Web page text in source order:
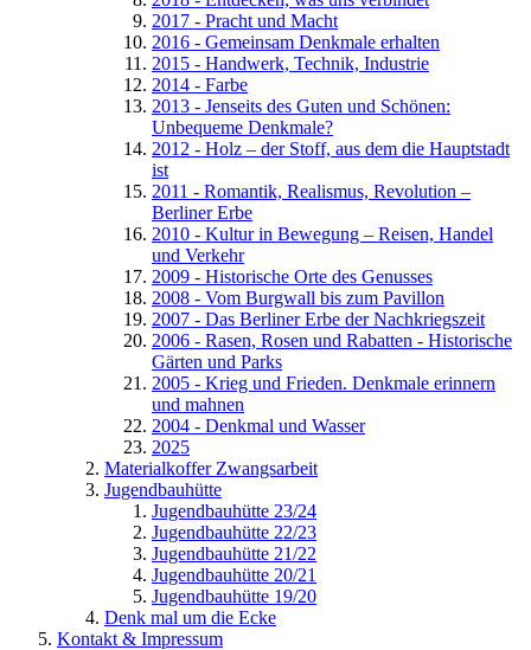
2017 - Pracht und Macht
2016 - Gemeinsam Denkmale erhalten
2015 - Handwerk, Technik, Industrie
2014 - Farbe
2013 - Jenseits des Guten und Schönen:
Unbequeme Denkmale?
2012 - Holz – der Stoff, aus dem die Hauptstadt
ist
2011 - Romantik, Realismus, Revolution –
Berliner Erbe
2010 - Kultur in Bewegung – Reisen, Handel
und Verkehr
2009 - Historische Orte des Genusses
2008 - Vom Burgwall bis zum Pavillon
2007 - Das Berliner Erbe der Nachkriegszeit
2006 - Rasen, Rosen und Rabatten - Historische
Gärten und Parks
2005 - Krieg und Frieden. Denkmale erinnern
und mahnen
2004 - Denkmal und Wasser
2025
Materialkoffer Zwangsarbeit
Jugendbauhütte
Jugendbauhütte 23/24
Jugendbauhütte 22/23
Jugendbauhütte 21/22
Jugendbauhütte 20/21
Jugendbauhütte 19/20
Denk mal um die Ecke
Kontakt & Impressum